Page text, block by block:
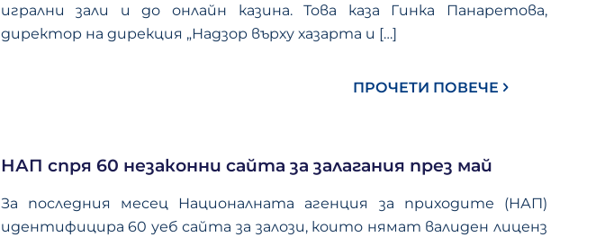
игрални зали и до онлайн казина. Това каза Гинка Панаретова,
директор на дирекция „Надзор върху хазарта и […]
ПРОЧЕТИ ПОВЕЧЕ
НАП спря 60 незаконни сайта за залагания през май
За последния месец Националната агенция за приходите (НАП)
идентифицира 60 уеб сайта за залози, които нямат валиден лиценз